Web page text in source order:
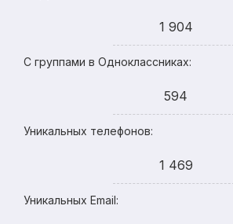
1 904
С группами в Одноклассниках:
594
Уникальных телефонов:
1 469
Уникальных Email: